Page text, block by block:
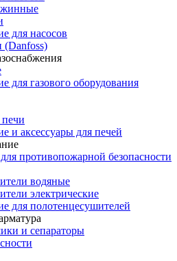
для насосов
(Danfoss)
для газового оборудования
и аксессуары для печей
противопожарной безопасности
водяные
электрические
для полотенцесушителей
и сепараторы